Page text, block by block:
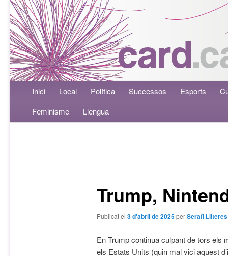
Menú principalAneu al contingut principal
Aneu al contingut secundari
Inici Local Política Successos Esports
Feminisme
Llengua
Trump,
Publicat el 3 d'abril de 2025perSerafí Lliteres
En Trump continua culpant de tors els
els Estats Units (quin mal vici aquest